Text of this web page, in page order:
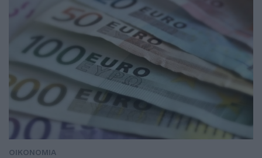
ΟΙΚΟΝΟΜΙΑ